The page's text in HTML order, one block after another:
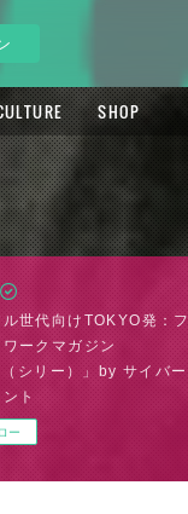
SHOP
ル世代向けTOKYO発：フ
ークマガジン
（シリー）」by サイバー
ト
ー